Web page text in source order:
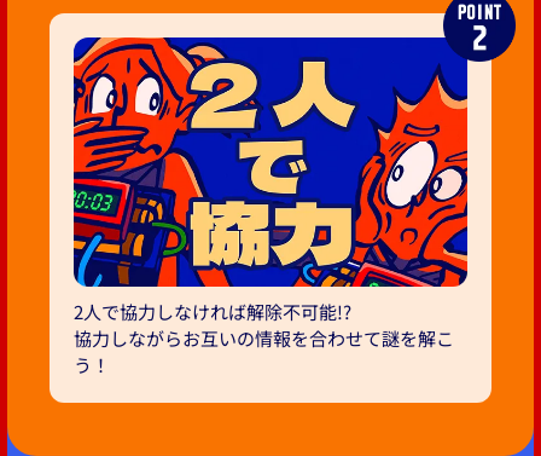
2人で協力しなければ解除不可能!?
協力しながらお互いの情報を合わせて謎を解こ
う！